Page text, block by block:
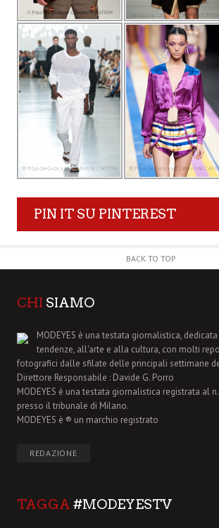
PIN IT SU PINTEREST
BACK TO TOP
CHI SIAMO
MODEYES è una testata giornalistica,
tendenze, all'arte e alla cultura, con molti
fotografici dalle sfilate delle principali settimane
Direttore Responsabile : Davide G. Porro
MODEYES è una testata giornalistica registrata al
presso il tribunale di Milano.
MODEYES è ® un marchio registrato
REDAZIONE
TAGGA #MODEYESTV